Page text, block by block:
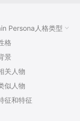
Persona人格类型
格
景
关人物
似人物
征和特征